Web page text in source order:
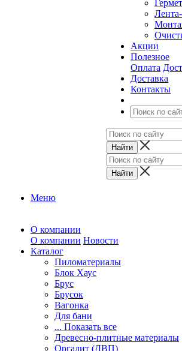
Акции
Полезное
Оплата
Доставка
Контакты
Меню
О компании
О компании Новости
Каталог
Пиломатериалы
Блок Хаус
Брус
Брусок
Вагонка
Для бани
... Показать все
Древесно-плитные материалы
Оргалит (ДВП)